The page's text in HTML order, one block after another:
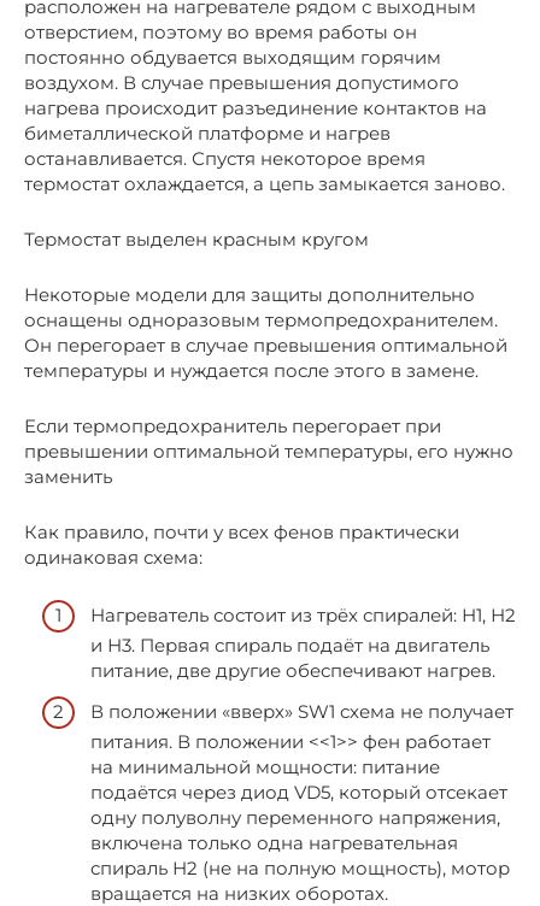
расположен на нагревателе рядом с выходным
отверстием, поэтому во время работы он
постоянно обдувается выходящим горячим
воздухом. В случае превышения допустимого
нагрева происходит разъединение контактов на
биметаллической платформе и нагрев
останавливается. Спустя некоторое время
термостат охлаждается, а цепь замыкается заново.
Термостат выделен красным кругом
Некоторые модели для защиты дополнительно
оснащены одноразовым термопредохранителем.
Он перегорает в случае превышения оптимальной
температуры и нуждается после этого в замене.
Если термопредохранитель перегорает при
превышении оптимальной температуры, его нужно
заменить
Как правило, почти у всех фенов практически
одинаковая схема:
Нагреватель состоит из трёх спиралей: Н1, Н2
и Н3. Первая спираль подаёт на двигатель
питание, две другие обеспечивают нагрев.
В положении «вверх» SW1 схема не получает
питания. В положении <<1>> фен работает
на минимальной мощности: питание
подаётся через диод VD5, который отсекает
одну полуволну переменного напряжения,
включена только одна нагревательная
спираль Н2 (не на полную мощность), мотор
вращается на низких оборотах.